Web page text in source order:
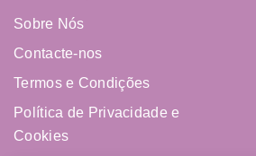
Sobre Nós
Contacte-nos
Termos e Condições
Política de Privacidade e
Cookies